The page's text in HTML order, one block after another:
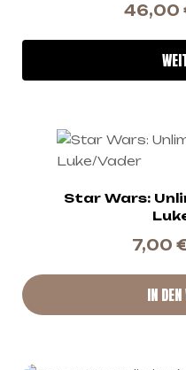
46,00
Star Wars:
7,00
IN